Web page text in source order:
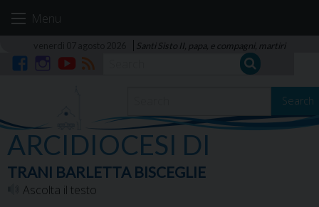
Menu
Santi Sisto II, papa, e compagni, martiri
Search
ARCIDIOCESI DI
TRANI BARLETTA BISCEGLIE
Ascolta il testo